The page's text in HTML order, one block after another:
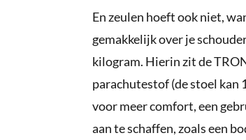
En zeulen hoeft ook niet,
gemakkelijk over je
kilogram. Hierin zit de
parachutestof (de stoel kan
voor meer comfort, een
aan te schaffen, zoals een